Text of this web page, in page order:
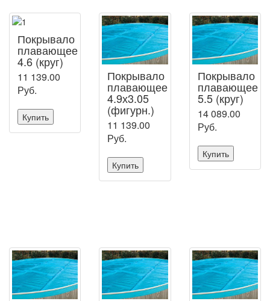
Покрывало
плавающее
4.6 (круг)
11 139.00
Руб.
Купить
Покрывало
плавающее
4.9х3.05
(фигурн.)
11 139.00
Руб.
Купить
Покрывало
плавающее
5.5 (круг)
14 089.00
Руб.
Купить